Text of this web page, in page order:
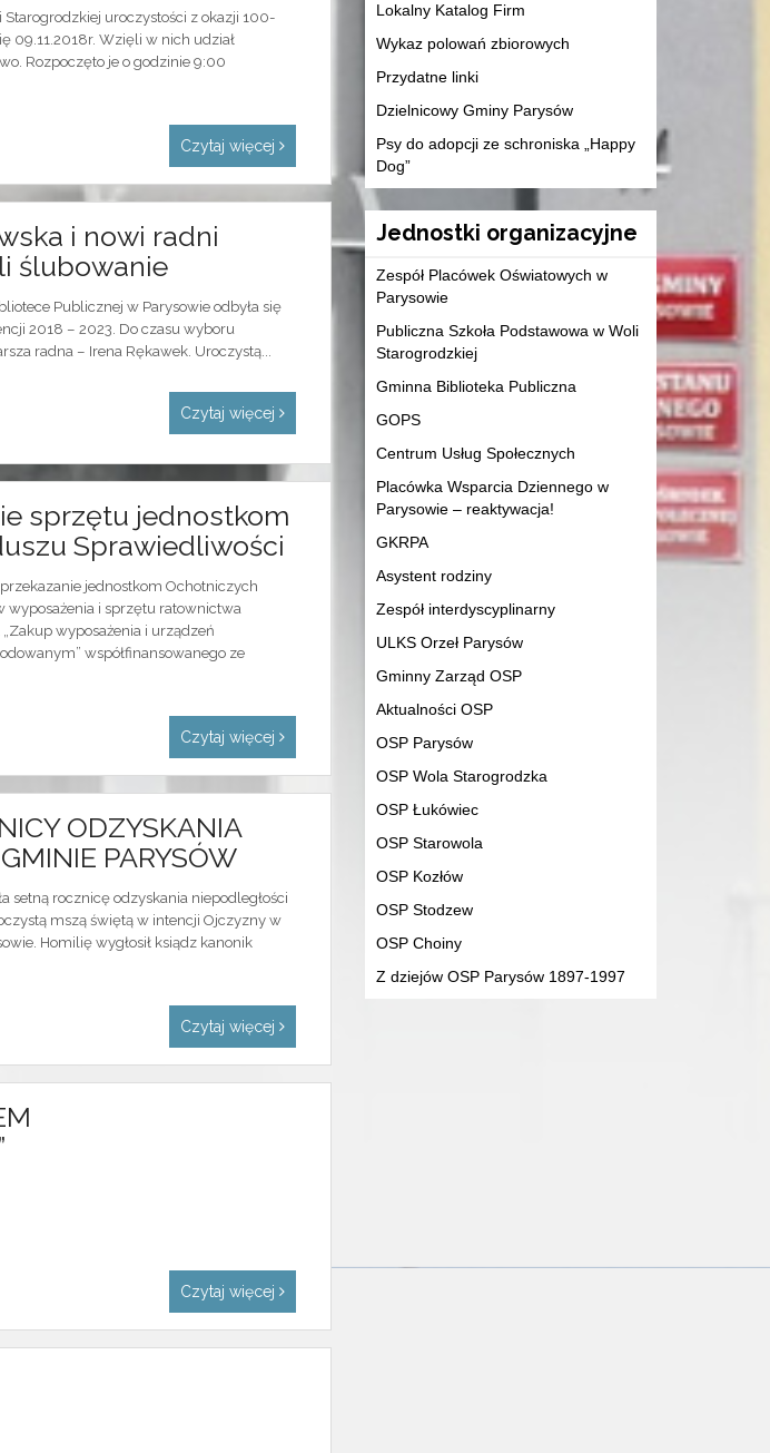
uroczystości z okazji 100-
09.11.2018r. Wzięli w nich udział
Rozpoczęto je o godzinie 9:00
Czytaj więcej
i nowi radni
ślubowanie
Publicznej w Parysowie odbyła się
2018 – 2023. Do czasu wyboru
radna – Irena Rękawek. Uroczystą...
Czytaj więcej
sprzętu jednostkom
Sprawiedliwości
jednostkom Ochotniczych
wyposażenia i sprzętu ratownictwa
wyposażenia i urządzeń
współfinansowanego ze
Czytaj więcej
ODZYSKANIA
PARYSÓW
setną rocznicę odzyskania niepodległości
mszą świętą w intencji Ojczyzny w
Homilię wygłosił ksiądz kanonik
Czytaj więcej
Czytaj więcej
Lokalny Katalog Firm
Wykaz polowań zbiorowych
Przydatne linki
Dzielnicowy Gminy Parysów
Psy do adopcji ze schroniska „Happy
Dog”
Jednostki organizacyjne
Zespół Placówek Oświatowych w
Parysowie
Publiczna Szkoła Podstawowa w Woli
Starogrodzkiej
Gminna Biblioteka Publiczna
GOPS
Centrum Usług Społecznych
Placówka Wsparcia Dziennego w
Parysowie – reaktywacja!
GKRPA
Asystent rodziny
Zespół interdyscyplinarny
ULKS Orzeł Parysów
Gminny Zarząd OSP
Aktualności OSP
OSP Parysów
OSP Wola Starogrodzka
OSP Łukówiec
OSP Starowola
OSP Kozłów
OSP Stodzew
OSP Choiny
Z dziejów OSP Parysów 1897-1997